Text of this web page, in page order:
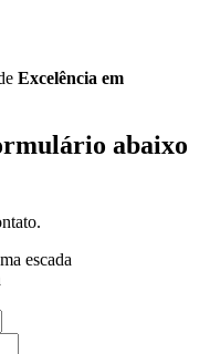
Excelência em
abaixo